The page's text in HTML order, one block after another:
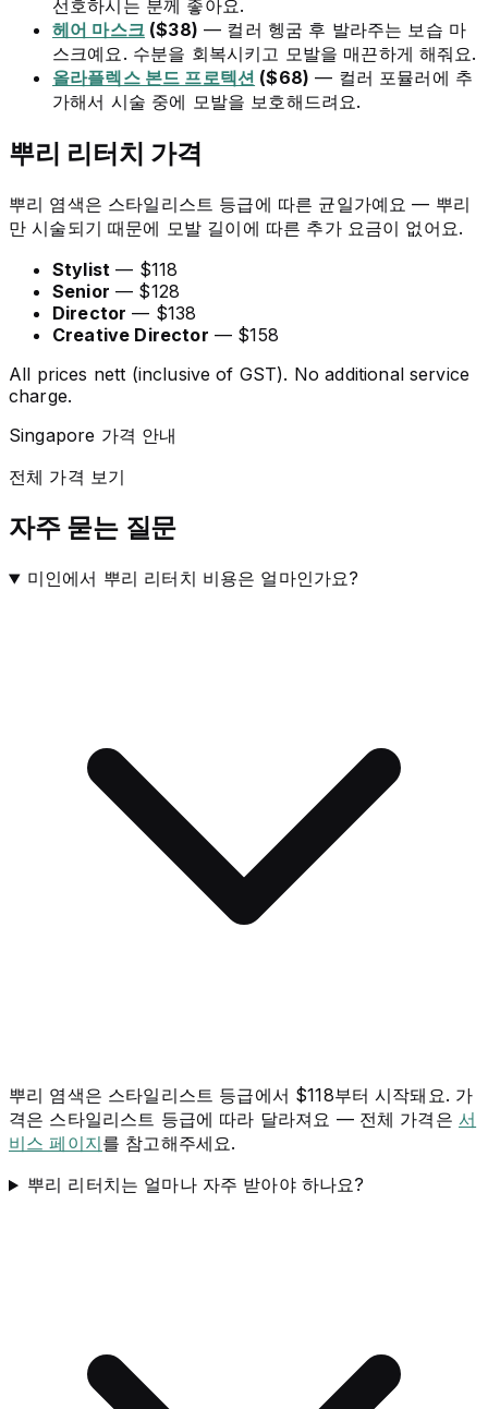
선호하시는 분께 좋아요.
헤어 마스크($38) — 컬러 헹굼 후 발라주는 보습 마
스크예요. 수분을 회복시키고 모발을 매끈하게 해줘요.
올라플렉스 본드 프로텍션 ($68) — 컬러 포뮬러에 추
가해서 시술 중에 모발을 보호해드려요.
뿌리 리터치 가격
뿌리 염색은 스타일리스트 등급에 따른 균일가예요 — 뿌리
만 시술되기 때문에 모발 길이에 따른 추가 요금이 없어요.
Stylist — $118
Senior — $128
Director — $138
Creative Director — $158
All prices nett (inclusive of GST). No additional service
charge.
Singapore 가격 안내
전체 가격 보기
자주 묻는 질문
미인에서 뿌리 리터치 비용은 얼마인가요?
뿌리 염색은 스타일리스트 등급에서 $118부터 시작돼요. 가
격은 스타일리스트 등급에 따라 달라져요 — 전체 가격은 서
비스 페이지를 참고해주세요.
뿌리 리터치는 얼마나 자주 받아야 하나요?